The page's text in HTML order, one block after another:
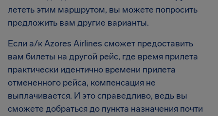
лететь этим маршрутом, вы можете попросить
предложить вам другие варианты.
Если а/к Azores Airlines сможет предоставить
вам билеты на другой рейс, где время прилета
практически идентично времени прилета
отмененного рейса, компенсация не
выплачивается. И это справедливо, ведь вы
сможете добраться до пункта назначения почти